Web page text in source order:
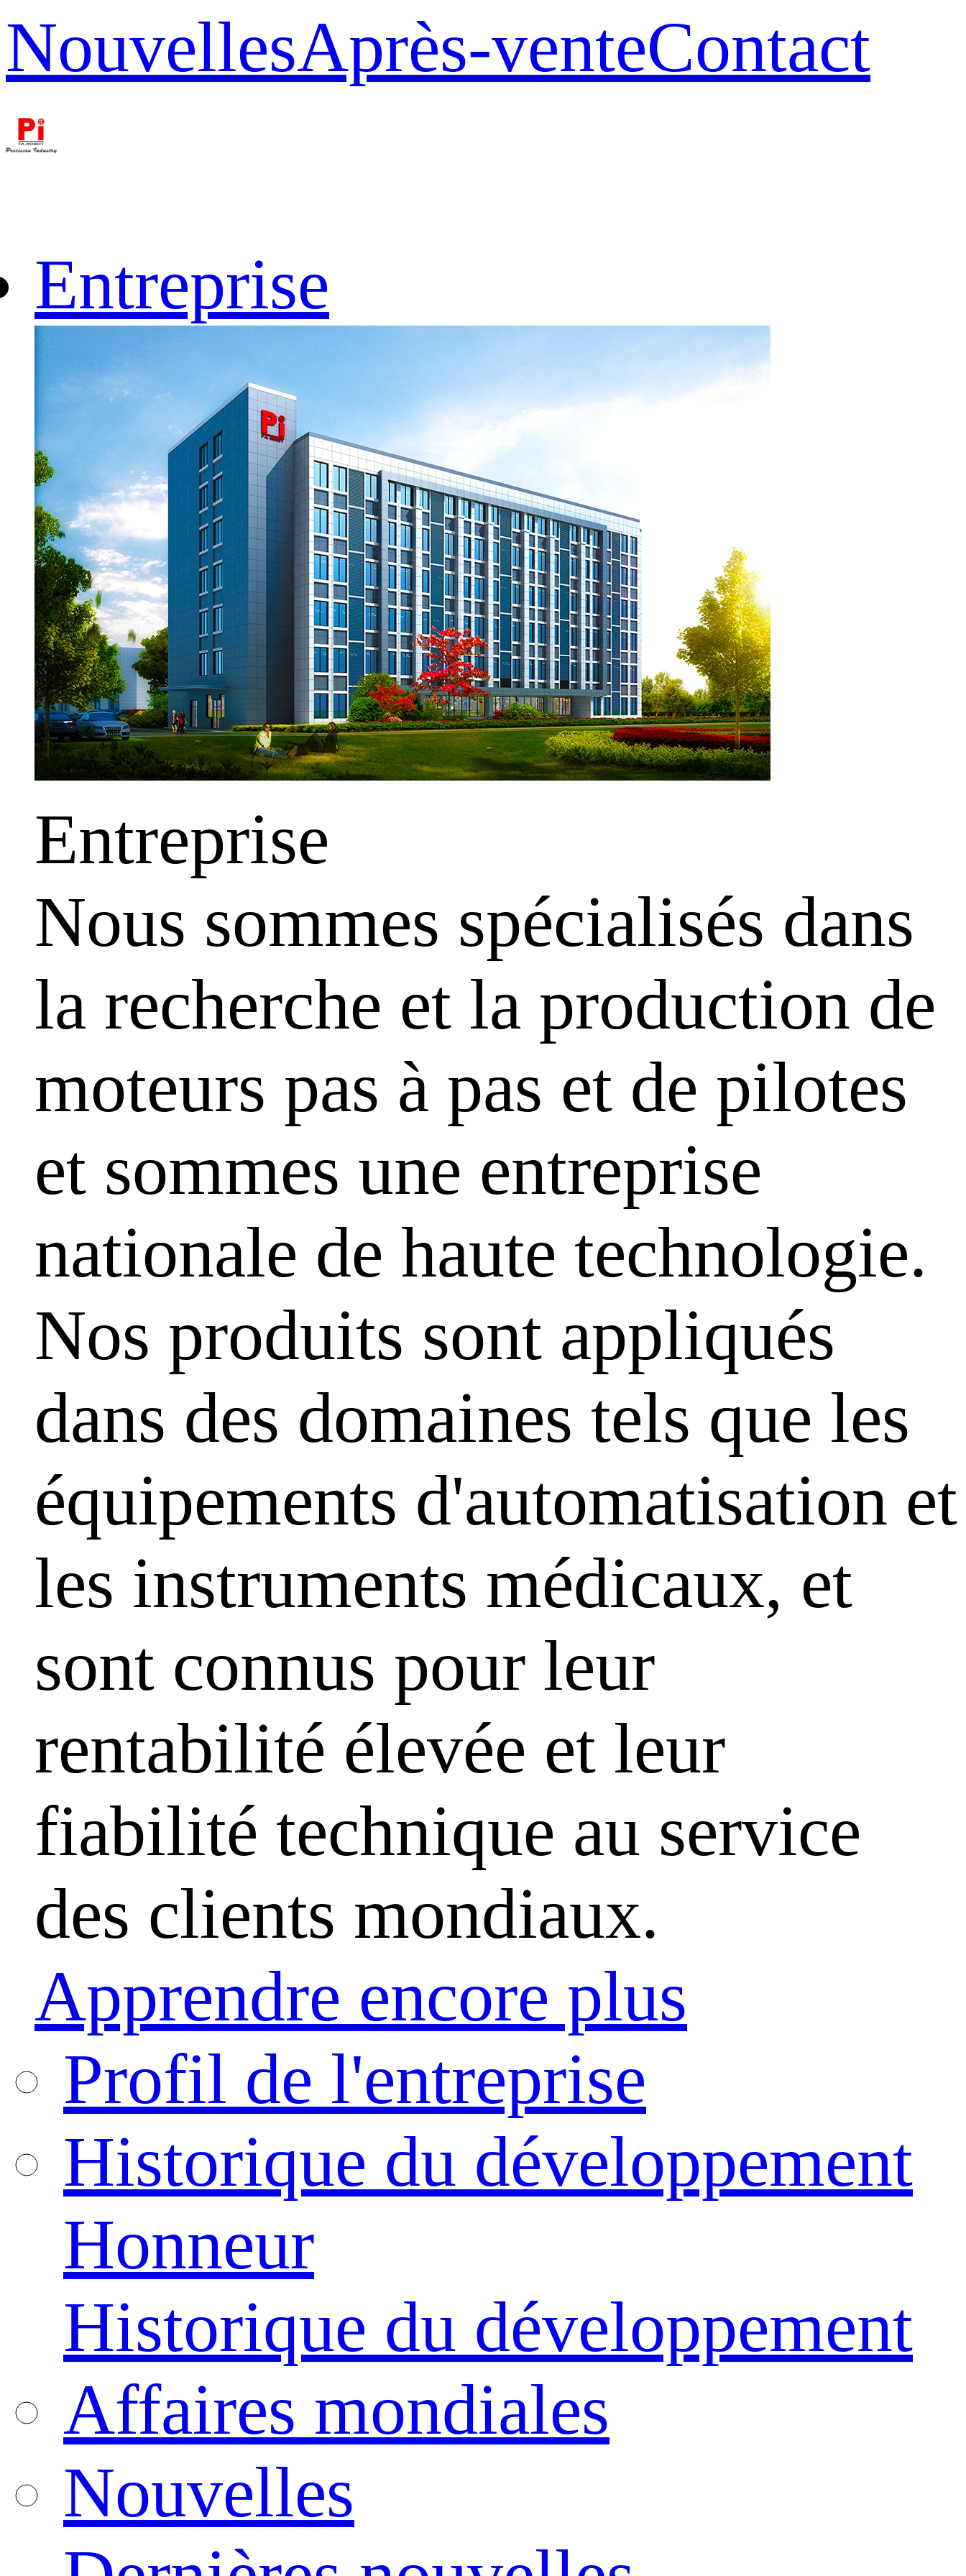
NouvellesAprès-venteContact
Entreprise
Entreprise
Nous sommes spécialisés dans
la recherche et la production de
moteurs pas à pas et de pilotes
et sommes une entreprise
nationale de haute technologie.
Nos produits sont appliqués
dans des domaines tels que les
équipements d'automatisation et
les instruments médicaux, et
sont connus pour leur
rentabilité élevée et leur
fiabilité technique au service
des clients mondiaux.
Apprendre encore plus
Profil de l'entreprise
Historique du développement
Honneur
Historique du développement
Affaires mondiales
Nouvelles